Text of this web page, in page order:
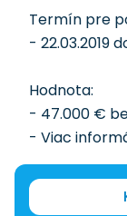
Termín pre
- 22.03.2019
Hodnota:
- 47.000 €
- Viac